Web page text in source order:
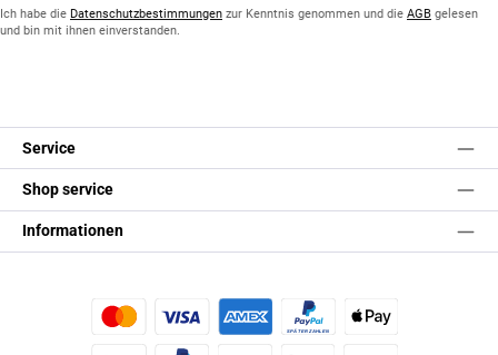
*Ich habe die Datenschutzbestimmungen zur Kenntnis genommen und die AGB gelesen
und bin mit ihnen einverstanden.
Service
Shop service
Informationen
Kredit- oder Debitkarte Später BezahlenApple Pay